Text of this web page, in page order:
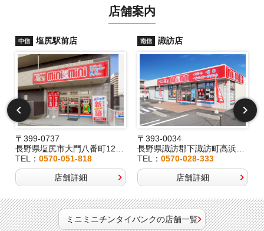
店舗案内
中信 塩尻駅前店
〒399-0737
長野県塩尻市大門八番町12-29
TEL： 0570-051-818
店舗詳細
南信 諏訪店
〒393-0034
長野県諏訪郡下諏訪町高浜6191-3
TEL：0570-028-333
店舗詳細
ミニミニチンタイバンクの店舗一覧